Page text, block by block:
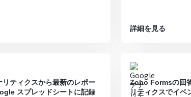
詳細を見る
ティクスから最新のレポー
スプレッドシートに記録
Zoho Formsの回
リティクスでイベ